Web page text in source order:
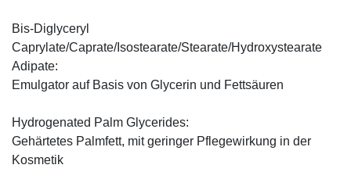
Bis-Diglyceryl
Caprylate/Caprate/Isostearate/Stearate/Hydroxystearate
Adipate:
Emulgator auf Basis von Glycerin und Fettsäuren
Hydrogenated Palm Glycerides:
Gehärtetes Palmfett, mit geringer Pflegewirkung in der
Kosmetik